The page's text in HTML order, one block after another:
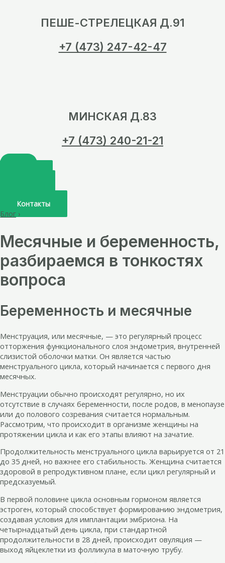
ПЕШЕ-СТРЕЛЕЦКАЯ Д.91
+7 (473) 247-42-47
МИНСКАЯ Д.83
+7 (473) 240-21-21
Контакты
Блог ›
Месячные и беременность,
разбираемся в тонкостях
вопроса
Беременность и месячные
Менструация, или месячные, — это регулярный процесс
отторжения функционального слоя эндометрия, внутренней
слизистой оболочки матки. Он является частью
менструального цикла, который начинается с первого дня
месячных.
Менструации обычно происходят регулярно, но их
отсутствие в случаях беременности, после родов, в менопаузе
или до полового созревания считается нормальным.
Рассмотрим, что происходит в организме женщины на
протяжении цикла и как его этапы влияют на зачатие.
Продолжительность менструального цикла варьируется от 21
до 35 дней, но важнее его стабильность. Женщина считается
здоровой в репродуктивном плане, если цикл регулярный и
предсказуемый.
В первой половине цикла основным гормоном является
эстроген, который способствует формированию эндометрия,
создавая условия для имплантации эмбриона. На
четырнадцатый день цикла, при стандартной
продолжительности в 28 дней, происходит овуляция —
выход яйцеклетки из фолликула в маточную трубу.